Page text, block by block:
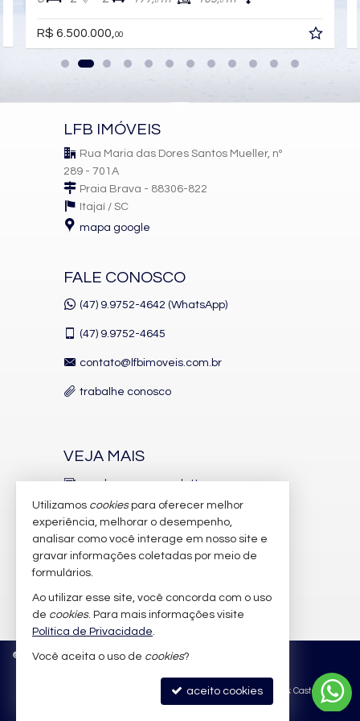
Sala de pilates e functional
Área de caminhada entre a mata
Cave gourmet
Espaço gourmet
Lounge e rooftop com vista para o mar
Brinquedoteca
Espaço teen
Facilidades
Carregadores para elétricos
Automação predial
A localização do Bravíssima Private
Residence
A Praia Brava é um dos destinos mais valorizados de Santa
um lifestyle que mistura natureza, gastronomia, esporte e vida
R$ 6.500.000,00
LFB IMÓVEIS
Rua Maria das Dores Santos Mueller, nº
289 - 701A
Praia Brava - 88306-822
Itajaí / SC
mapa google
FALE CONOSCO
(47) 9.9752-4642 (WhatsApp)
(47) 9.9752-4645
contato@lfbimoveis.com.br
trabalhe conosco
VEJA MAIS
receba nosso newsletter
indicadores financeiros
cadastre seu imóvel
imóveis favoritos
mapa de imóveis
© 2026 CRECI/SC 6.388-J Política de Privacidade
Site para imobiliárias: Castel Digital
Utilizamos cookiespara oferecer melhor
experiência, melhorar o desempenho,
analisar como você interage em nosso site e
gravar informações coletadas por meio de
formulários.
Ao utilizar esse site, você concorda com o uso
de cookies. Para mais informações visite
Política de Privacidade.
Você aceita o uso de cookies?
aceito cookies